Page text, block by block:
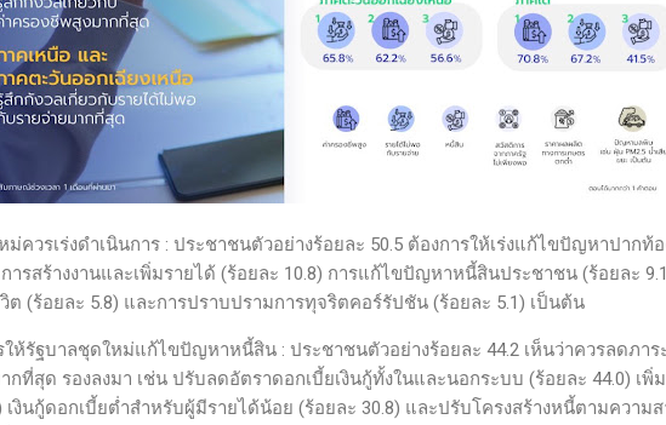
ควรเร่งดำเนินการ : ประชาชนตัวอย่างร้อยละ 50.5 ต้องการให้เร่งแก้ไขปัญหาปากท้
ารสร้างงานและเพิ่มรายได้ (ร้อยละ 10.8) การแก้ไขปัญหาหนี้สินประชาชน (ร้อยละ
(ร้อยละ 5.8) และการปราบปรามการทุจริตคอร์รัปชัน (ร้อยละ 5.1) เป็นต้น
ให้รัฐบาลชุดใหม่แก้ไขปัญหาหนี้สิน : ประชาชนตัวอย่างร้อยละ 44.2 เห็นว่าควรลดภา
กที่สุด รองลงมา เช่น ปรับลดอัตราดอกเบี้ยเงินกู้ทั้งในและนอกระบบ (ร้อยละ 44.0) เพิ่
เงินกู้ดอกเบี้ยต่ำสำหรับผู้มีรายได้น้อย (ร้อยละ 30.8) และปรับโครงสร้างหนี้ตามความ